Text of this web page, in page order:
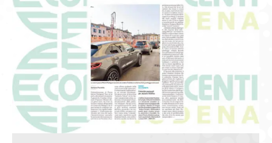
GIOVEDÌ GASTRONOMICI
COMUNICATI E NEWS
CONTATTI